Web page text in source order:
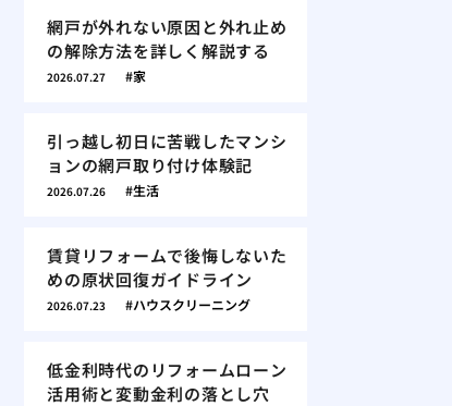
網戸が外れない原因と外れ止め
の解除方法を詳しく解説する
2026.07.27 家
引っ越し初日に苦戦したマンシ
ョンの網戸取り付け体験記
2026.07.26 生活
賃貸リフォームで後悔しないた
めの原状回復ガイドライン
2026.07.23 ハウスクリーニング
低金利時代のリフォームローン
活用術と変動金利の落とし穴